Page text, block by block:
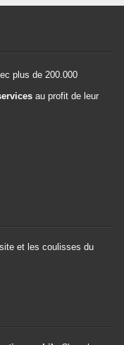
plus de 200.000
au profit de leur
et les coulisses du